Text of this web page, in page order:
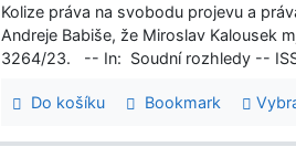
Kolize práva na svobodu projevu a
Andreje Babiše, že Miroslav Kalousek
3264/23. -- In: Soudní rozhledy --
Do košíku Bookmark